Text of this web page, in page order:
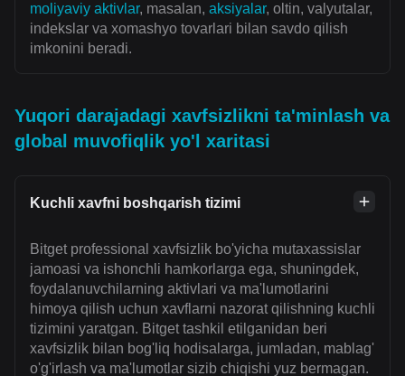
moliyaviy aktivlar, masalan, aksiyalar, oltin, valyutalar,
indekslar va xomashyo tovarlari bilan savdo qilish
imkonini beradi.
Yuqori darajadagi xavfsizlikni ta'minlash va
global muvofiqlik yo'l xaritasi
Kuchli xavfni boshqarish tizimi
Bitget professional xavfsizlik bo'yicha mutaxassislar
jamoasi va ishonchli hamkorlarga ega, shuningdek,
foydalanuvchilarning aktivlari va ma'lumotlarini
himoya qilish uchun xavflarni nazorat qilishning kuchli
tizimini yaratgan. Bitget tashkil etilganidan beri
xavfsizlik bilan bog'liq hodisalarga, jumladan, mablag'
o'g'irlash va ma'lumotlar sizib chiqishi yuz bermagan.